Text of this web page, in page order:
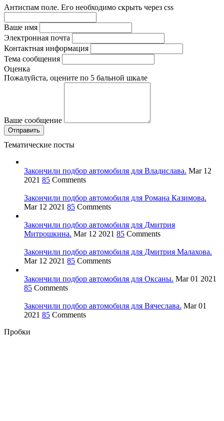
Антиспам поле. Его необходимо скрыть через css
Ваше имя
Электронная почта
Контактная информация
Тема сообщения
Оценка
Пожалуйста, оцените по 5 бальной шкале
Ваше сообщение
Тематические посты
Закончили подбор автомобиля для Владислава. Mar 12
2021 85 Comments
Закончили подбор автомобиля для Романа Казимова.
Mar 12 2021 85 Comments
Закончили подбор автомобиля для Дмитрия
Митрошкина. Mar 12 2021 85 Comments
Закончили подбор автомобиля для Дмитрия Малахова.
Mar 12 2021 85 Comments
Закончили подбор автомобиля для Оксаны. Mar 01 2021
85 Comments
Закончили подбор автомобиля для Вячеслава. Mar 01
2021 85 Comments
Пробки